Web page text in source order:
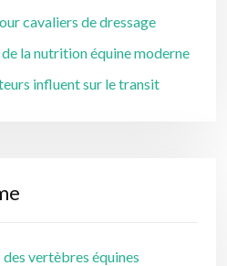
cavaliers de dressage
la nutrition équine moderne
influent sur le transit
vertèbres équines